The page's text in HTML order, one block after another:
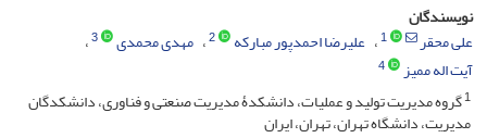
نویسندگان
علی محقر
1 علیرضا احمدپور مبارکه 2 مهدی محمدی 3
آیت اله ممیز
4
1گروه مدیریت تولید و عملیات، دانشکدۀ مدیریت صنعتی و فناوری، دانشکدگان
مدیریت، دانشگاه تهران، تهران، ایران